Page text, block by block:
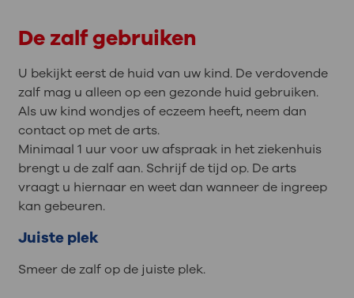
De zalf gebruiken
U bekijkt eerst de huid van uw kind. De verdovende
zalf mag u alleen op een gezonde huid gebruiken.
Als uw kind wondjes of eczeem heeft, neem dan
contact op met de arts.
Minimaal 1 uur voor uw afspraak in het ziekenhuis
brengt u de zalf aan. Schrijf de tijd op. De arts
vraagt u hiernaar en weet dan wanneer de ingreep
kan gebeuren.
Juiste plek
Smeer de zalf op de juiste plek.